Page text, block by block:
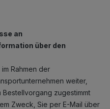
an
über den
Rahmen der
weiter,
zugestimmt
Zweck, Sie per E-Mail über